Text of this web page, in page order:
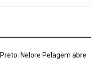
Preto: Nelore Pelagem abre